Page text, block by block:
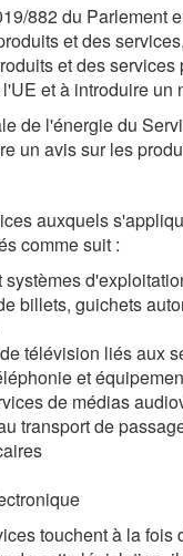
882 du Parlement
et des
et des
et à introduire
de l'énergie du
un avis sur les
auxquels
comme suit :
systèmes
billets, guichets
télévision liés aux
et
de médias
transport de
touchent à la